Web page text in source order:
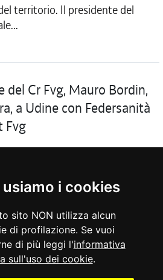
usiamo i cookies
sito NON utilizza alcun
di profilazione. Se vuoi
di più leggi l'informativa
sull'uso dei cookie.
territorio. Il presidente del
A FEDERSANITÀ-LILT:
È INVESTIMENTO
- Rafforzare la cultura della
stili di vita sani e